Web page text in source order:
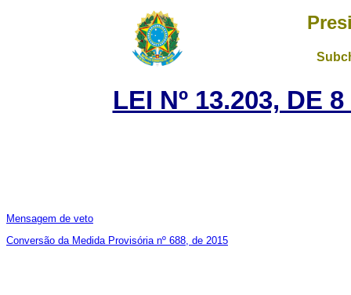
LEI Nº 13.203, DE
Mensagem de veto
Conversão da Medida Provisória nº 688, de 2015